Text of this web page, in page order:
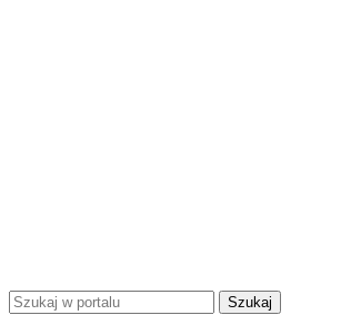
Szukaj